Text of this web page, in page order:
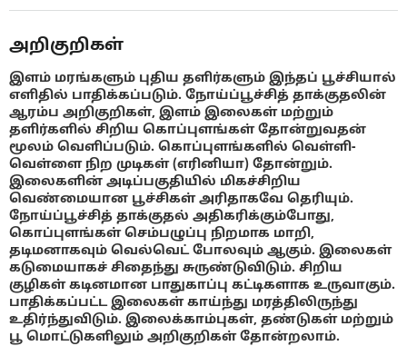
அறிகுறிகள்
இளம் மரங்களும் புதிய தளிர்களும் இந்தப் பூச்சியால்
எளிதில் பாதிக்கப்படும். நோய்ப்பூச்சித் தாக்குதலின்
ஆரம்ப அறிகுறிகள், இளம் இலைகள் மற்றும்
தளிர்களில் சிறிய கொப்புளங்கள் தோன்றுவதன்
மூலம் வெளிப்படும். கொப்புளங்களில் வெள்ளி-
வெள்ளை நிற முடிகள் (எரினியா) தோன்றும்.
இலைகளின் அடிப்பகுதியில் மிகச்சிறிய
வெண்மையான பூச்சிகள் அரிதாகவே தெரியும்.
நோய்ப்பூச்சித் தாக்குதல் அதிகரிக்கும்போது, ​​
கொப்புளங்கள் செம்பழுப்பு நிறமாக மாறி,
தடிமனாகவும் வெல்வெட் போலவும் ஆகும். இலைகள்
கடுமையாகச் சிதைந்து சுருண்டுவிடும். சிறிய
குழிகள் கடினமான பாதுகாப்பு கட்டிகளாக உருவாகும்.
பாதிக்கப்பட்ட இலைகள் காய்ந்து மரத்திலிருந்து
உதிர்ந்துவிடும். இலைக்காம்புகள், தண்டுகள் மற்றும்
பூ மொட்டுகளிலும் அறிகுறிகள் தோன்றலாம்.